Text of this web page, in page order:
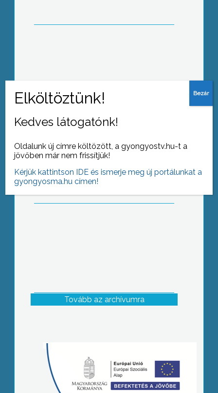
Megtartották a szőlő
növényvédelmével foglalkozó
szakmai előadássorozat első
összejövetelét Abasáron
Tovább az archívumra
Kedves látogatónk!
Oldalunk új címre költözött, a gyongyostv.hu-t a
jövőben már nem frissítjük!
Kérjük kattintson IDE és ismerje meg új portálunkat a
gyongyosma.hu címen!